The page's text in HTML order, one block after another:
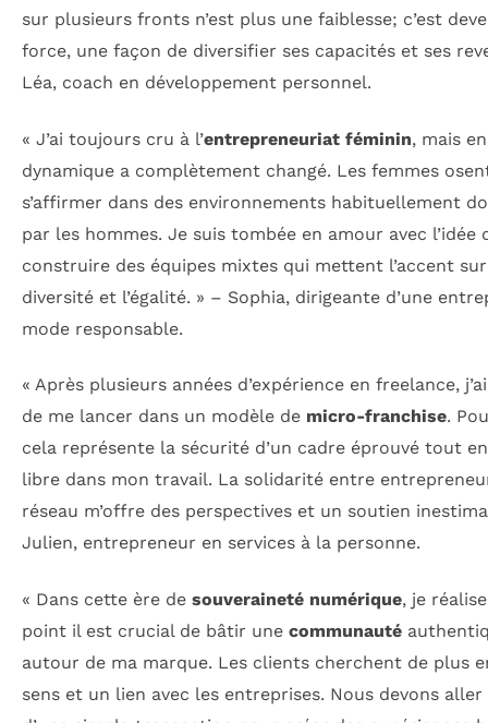
sur plusieurs fronts n’est plus une faiblesse; c’est
force, une façon de diversifier ses capacités et ses
Léa, coach en développement personnel.
« J’ai toujours cru à l’entrepreneuriat féminin, mais
dynamique a complètement changé. Les femmes
s’affirmer dans des environnements habituellement
par les hommes. Je suis tombée en amour avec l’idée
construire des équipes mixtes qui mettent l’accent
diversité et l’égalité. » – Sophia, dirigeante d’une
mode responsable.
« Après plusieurs années d’expérience en freelance,
de me lancer dans un modèle de micro-franchise.
cela représente la sécurité d’un cadre éprouvé tout
libre dans mon travail. La solidarité entre
réseau m’offre des perspectives et un soutien
Julien, entrepreneur en services à la personne.
« Dans cette ère de souveraineté numérique, je
point il est crucial de bâtir une communauté
autour de ma marque. Les clients cherchent de plus
sens et un lien avec les entreprises. Nous devons